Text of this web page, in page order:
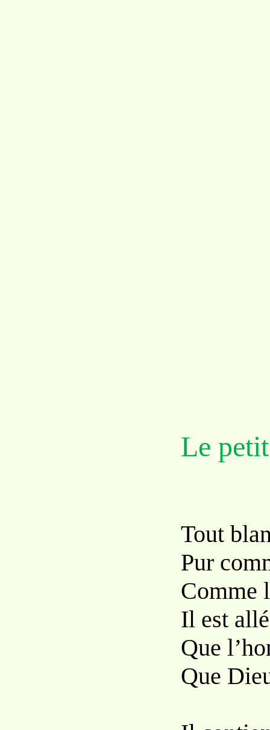
Le
Tout
Pur
Comme
Il est
Que
Que